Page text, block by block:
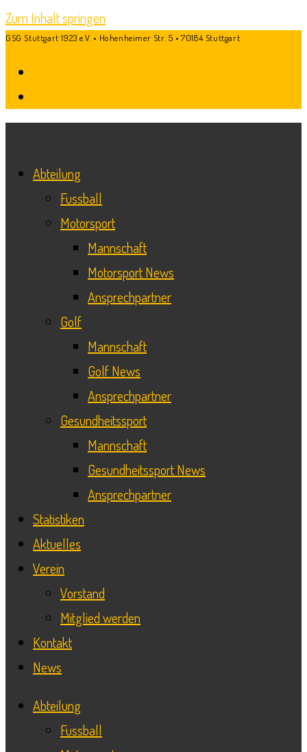
Zum Inhalt springen
GSG Stuttgart 1923 e.V. • Hohenheimer Str. 5 • 70184 Stuttgart
Abteilung
Fussball
Motorsport
Mannschaft
Motorsport News
Ansprechpartner
Golf
Mannschaft
Golf News
Ansprechpartner
Gesundheitssport
Mannschaft
Gesundheitssport News
Ansprechpartner
Statistiken
Aktuelles
Verein
Vorstand
Mitglied werden
Kontakt
News
Abteilung
Fussball